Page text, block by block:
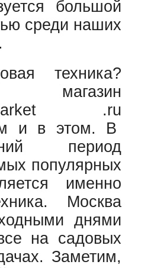
большой
среди наших
техника?
магазин
.ru
и в этом. В
период
популярных
именно
Москва
днями
на садовых
Заметим,